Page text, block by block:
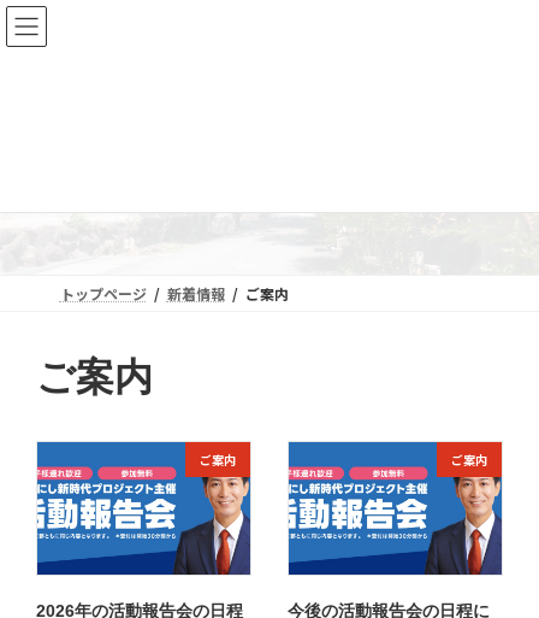
コ
ン
キ
ナ
ビ
に
トップページ 新着情報 ご案内
ご案内
ご案内
2026年の活動報告会の日程
ご案内
今後の活動報告会の日程に